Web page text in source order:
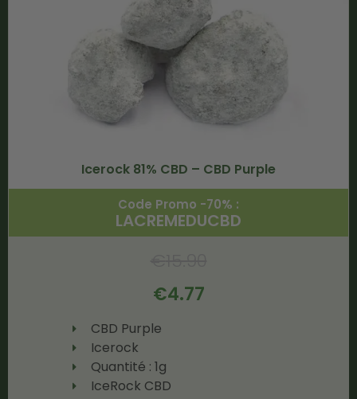
Icerock 81% CBD – CBD Purple
Code Promo -70% :
LACREMEDUCBD
€4.77
CBD Purple
Icerock
Quantité : 1g
IceRock CBD